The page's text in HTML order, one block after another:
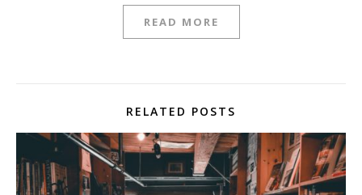
READ MORE
RELATED POSTS